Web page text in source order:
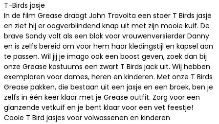
T-Birds jasje
In de film Grease draagt John Travolta een stoer T Birds jasje
en ziet hij er oogverblindend knap uit met zijn mooie kuif. De
brave Sandy valt als een blok voor vrouwenversierder Danny
en is zelfs bereid om voor hem haar kledingstijl en kapsel aan
te passen. Wil jij je imago ook een boost geven, zoek dan bij
onze Grease kostuums een zwart T Birds jack uit. Wij hebben
exemplaren voor dames, heren en kinderen. Met onze T Birds
Grease pakken, die bestaan uit een jasje en een broek, ben je
zelfs in één keer klaar met je Grease outfit. Zorg voor een
glanzende vetkuif en je bent klaar voor een vet feestje!
Coole T Bird jasjes voor volwassenen en kinderen